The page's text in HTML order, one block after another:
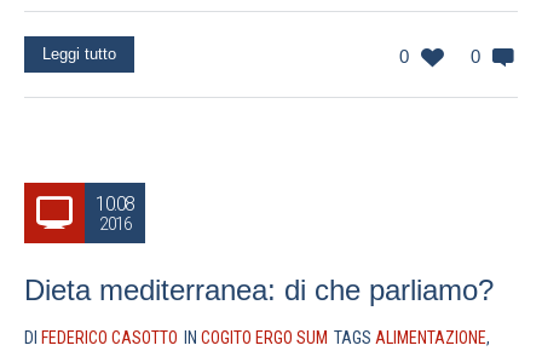
0 0
Leggi tutto
10.08
2016
Dieta mediterranea: di che parliamo?
DI FEDERICO CASOTTO IN COGITO ERGO SUM TAGS ALIMENTAZIONE,